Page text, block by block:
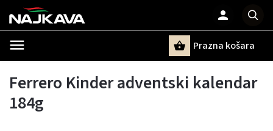
Prazna košara
Ferrero Kinder adventski kalendar
184g